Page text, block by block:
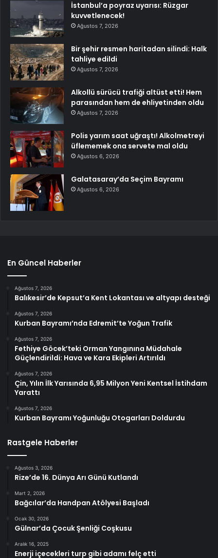
İstanbul’a poyraz uyarısı: Rüzgar
kuvvetlenecek!
Ağustos 7, 2026
Bir şehir resmen haritadan silindi: Halk
tahliye edildi
Ağustos 7, 2026
Alkollü sürücü trafiği altüst etti! Hem
parasından hem de ehliyetinden oldu
Ağustos 7, 2026
Polis yarım saat uğraştı! Alkolmetreyi
üflememek ona servete mal oldu
Ağustos 6, 2026
Galatasaray’da Seçim Bayramı
Ağustos 6, 2026
En Güncel Haberler
Ağustos 7, 2026
Balıkesir’de Kepsut’a Kent Lokantası ve altyapı desteği
Ağustos 7, 2026
Kurban Bayramı’nda Edremit’te Yoğun Trafik
Ağustos 7, 2026
Fethiye Göcek’teki Orman Yangınına Müdahale
Güçlendirildi: Hava ve Kara Ekipleri Artırıldı
Ağustos 7, 2026
Çin, Yılın İlk Yarısında 6,95 Milyon Yeni Kentsel İstihdam
Yarattı
Ağustos 7, 2026
Kurban Bayramı Yoğunluğu Otogarları Doldurdu
Rastgele Haberler
Ağustos 3, 2026
Rize’de 16. Dünya Arı Günü Kutlandı
Mart 2, 2026
Bağcılar’da Handpan Atölyesi Başladı
Ocak 30, 2026
Gülnar’da Çocuk Şenliği Coşkusu
Aralık 16, 2025
Enerji içecekleri turp gibi adamı felç etti